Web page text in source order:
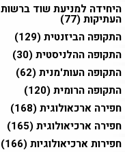
היחידה למניעת שוד ברשות
העתיקות(77)
התקופה הביזנטית(129)
התקופה ההלניסטית(30)
התקופה העות'מנית(62)
התקופה הרומית(120)
חפירה ארכאולוגית(168)
חפירה ארכיאולוגית(165)
חפירות ארכיאולוגיות(166)